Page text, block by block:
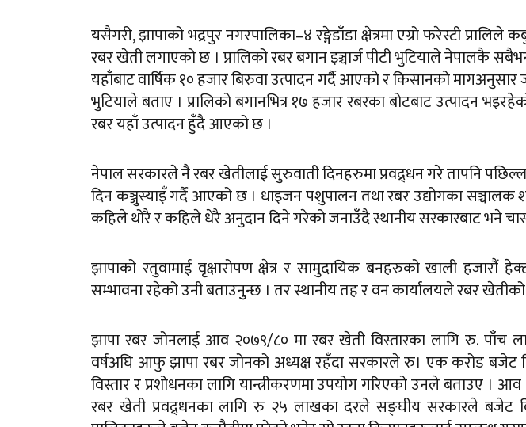
यसैगरी, झापाको भद्रपुर नगरपालिका–४ रङ्गेडाँडा क्षेत्रमा एग्रो फरेस्टी प्रालिले
रबर खेती लगाएको छ । प्रालिको रबर बगान इञ्चार्ज पीटी भुटियाले नेपालकै
यहाँबाट वार्षिक १० हजार बिरुवा उत्पादन गर्दै आएको र किसानको
भुटियाले बताए । प्रालिको बगानभित्र १७ हजार रबरका बोटबाट उत्पादन
रबर यहाँ उत्पादन हुँदै आएको छ ।
नेपाल सरकारले नै रबर खेतीलाई सुरुवाती दिनहरुमा प्रवद्र्धन गरे तापनि
दिन कञ्जुस्याइँ गर्दै आएको छ । धाइजन पशुपालन तथा रबर उद्योगका सञ्चालक
कहिले थोरै र कहिले धेरै अनुदान दिने गरेको जनाउँदै स्थानीय सरकारबाट भने
झापाको रतुवामाई वृक्षारोपण क्षेत्र र सामुदायिक बनहरुको खाली हजारौं
सम्भावना रहेको उनी बताउनुुन्छ । तर स्थानीय तह र वन कार्यालयले रबर
झापा रबर जोनलाई आव २०७९/८० मा रबर खेती विस्तारका लागि रु. पाँच
वर्षअघि आफु झापा रबर जोनको अध्यक्ष रहँदा सरकारले रु। एक करोड बजेट
विस्तार र प्रशोधनका लागि यान्त्रीकरणमा उपयोग गरिएको उनले बताउए ।
रबर खेती प्रवद्र्धनका लागि रु २५ लाखका दरले सङ्घीय सरकारले बजेट